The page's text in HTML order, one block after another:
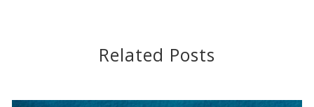
Related Posts